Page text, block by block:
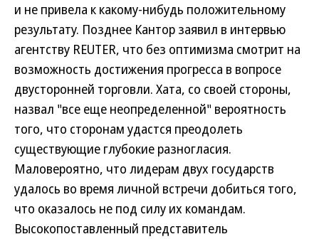
и не привела к какому-нибудь положительному
результату. Позднее Кантор заявил в интервью
агентству REUTER, что без оптимизма смотрит на
возможность достижения прогресса в вопросе
двусторонней торговли. Хата, со своей стороны,
назвал "все еще неопределенной" вероятность
того, что сторонам удастся преодолеть
существующие глубокие разногласия.
Маловероятно, что лидерам двух государств
удалось во время личной встречи добиться того,
что оказалось не под силу их командам.
Высокопоставленный представитель